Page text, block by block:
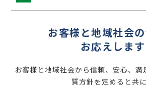
お客様と地域社会
お応えします
お客様と地域社会から信頼、安心、満
質方針を定めると共に